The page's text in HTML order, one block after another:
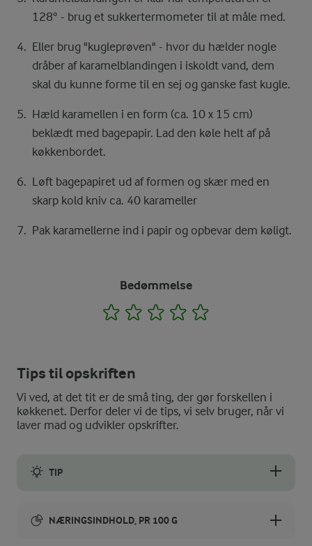
128° - brug et sukkertermometer til at måle med.
Eller brug "kugleprøven" - hvor du hælder nogle
dråber af karamelblandingen i iskoldt vand, dem
skal du kunne forme til en sej og ganske fast kugle.
Hæld karamellen i en form (ca. 10 x 15 cm)
beklædt med bagepapir. Lad den køle helt af på
køkkenbordet.
Løft bagepapiret ud af formen og skær med en
skarp kold kniv ca. 40 karameller
Pak karamellerne ind i papir og opbevar dem køligt.
Bedømmelse
1 2 3 4
Tips til opskriften
Vi ved, at det tit er de små ting, der gør forskellen i
køkkenet. Derfor deler vi de tips, vi selv bruger, når vi
laver mad og udvikler opskrifter.
TIP
NÆRINGSINDHOLD, PR 100 G